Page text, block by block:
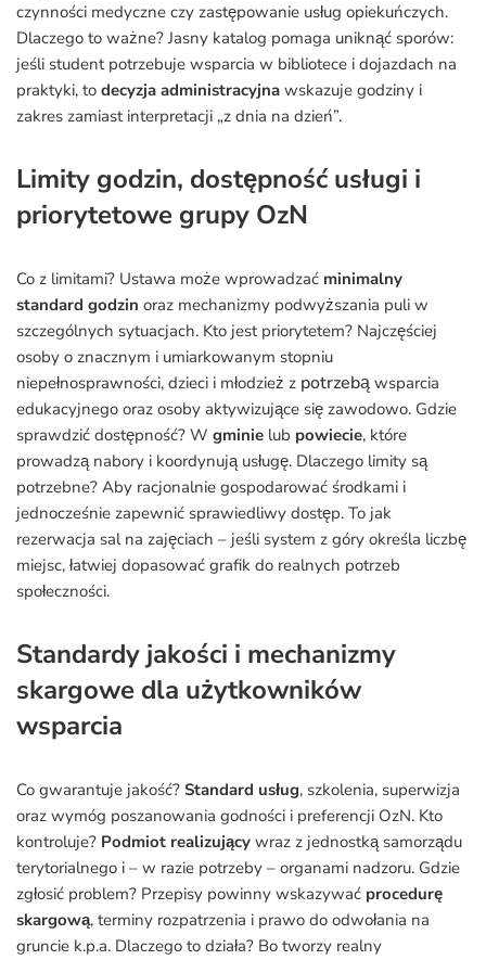
czynności medyczne czy zastępowanie usług opiekuńczych.
Dlaczego to ważne? Jasny katalog pomaga uniknąć sporów:
jeśli student potrzebuje wsparcia w bibliotece i dojazdach na
praktyki, to decyzja administracyjna wskazuje godziny i
zakres zamiast interpretacji „z dnia na dzień”.
Limity godzin, dostępność usługi i
priorytetowe grupy OzN
Co z limitami? Ustawa może wprowadzać minimalny
standard godzin oraz mechanizmy podwyższania puli w
szczególnych sytuacjach. Kto jest priorytetem? Najczęściej
osoby o znacznym i umiarkowanym stopniu
niepełnosprawności, dzieci i młodzież z potrzebą wsparcia
edukacyjnego oraz osoby aktywizujące się zawodowo. Gdzie
sprawdzić dostępność? W gminie lub powiecie, które
prowadzą nabory i koordynują usługę. Dlaczego limity są
potrzebne? Aby racjonalnie gospodarować środkami i
jednocześnie zapewnić sprawiedliwy dostęp. To jak
rezerwacja sal na zajęciach – jeśli system z góry określa liczbę
miejsc, łatwiej dopasować grafik do realnych potrzeb
społeczności.
Standardy jakości i mechanizmy
skargowe dla użytkowników
wsparcia
Co gwarantuje jakość? Standard usług, szkolenia, superwizja
oraz wymóg poszanowania godności i preferencji OzN. Kto
kontroluje? Podmiot realizujący wraz z jednostką samorządu
terytorialnego i – w razie potrzeby – organami nadzoru. Gdzie
zgłosić problem? Przepisy powinny wskazywać procedurę
skargową, terminy rozpatrzenia i prawo do odwołania na
gruncie k.p.a. Dlaczego to działa? Bo tworzy realny